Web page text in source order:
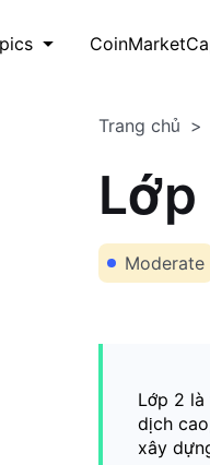
Trang chủ
Lớp
Moderate
Lớp 2
dịch
xây